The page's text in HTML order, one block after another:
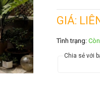
GIÁ:
Tình trạng:
Chia sẻ với